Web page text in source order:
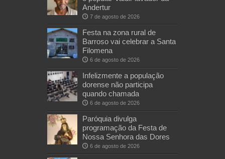
Andertur
7 de agosto de 2026
Festa na zona rural de
Barroso vai celebrar a Santa
Filomena
6 de agosto de 2026
Infelizmente a população
dorense não participa
quando chamada
6 de agosto de 2026
Paróquia divulga
programação da Festa de
Nossa Senhora das Dores
6 de agosto de 2026